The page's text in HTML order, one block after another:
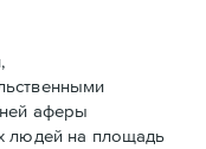
аферы
людей на площадь